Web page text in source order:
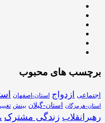
برچسب های محبوب
اجتماعی ازدواج استان-اصفهان
استان-هرمزگان استان-گیلان بینش تغییر
رهبرانقلاب زندگی مشترک